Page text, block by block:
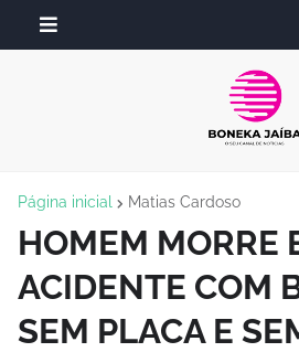
Página inicial Matias Cardoso
HOMEM MORRE
ACIDENTE COM
SEM PLACA E